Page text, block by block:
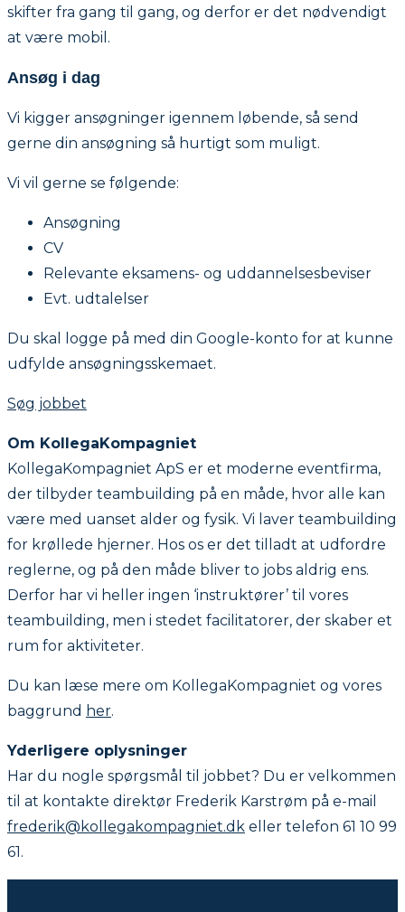
skifter fra gang til gang, og derfor er det nødvendigt
at være mobil.
Ansøg i dag
Vi kigger ansøgninger igennem løbende, så send
gerne din ansøgning så hurtigt som muligt.
Vi vil gerne se følgende:
Ansøgning
CV
Relevante eksamens- og uddannelsesbeviser
Evt. udtalelser
Du skal logge på med din Google-konto for at kunne
udfylde ansøgningsskemaet.
Søg jobbet
Om KollegaKompagniet
KollegaKompagniet ApS er et moderne eventfirma,
der tilbyder teambuilding på en måde, hvor alle kan
være med uanset alder og fysik. Vi laver teambuilding
for krøllede hjerner. Hos os er det tilladt at udfordre
reglerne, og på den måde bliver to jobs aldrig ens.
Derfor har vi heller ingen ‘instruktører’ til vores
teambuilding, men i stedet facilitatorer, der skaber et
rum for aktiviteter.
Du kan læse mere om KollegaKompagniet og vores
baggrund her.
Yderligere oplysninger
Har du nogle spørgsmål til jobbet? Du er velkommen
til at kontakte direktør Frederik Karstrøm på e-mail
frederik@kollegakompagniet.dk eller telefon 61 10 99
61.